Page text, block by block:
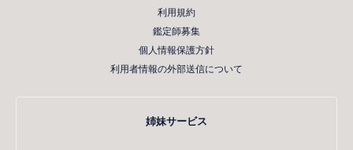
利用規約
鑑定師募集
個人情報保護方針
利用者情報の外部送信について
姉妹サービス